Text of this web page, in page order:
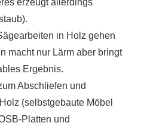
erzeugt allerdings
in Holz gehen
macht nur Lärm aber bringt
Ergebnis.
Abschliefen und
(selbstgebaute Möbel
Platten und